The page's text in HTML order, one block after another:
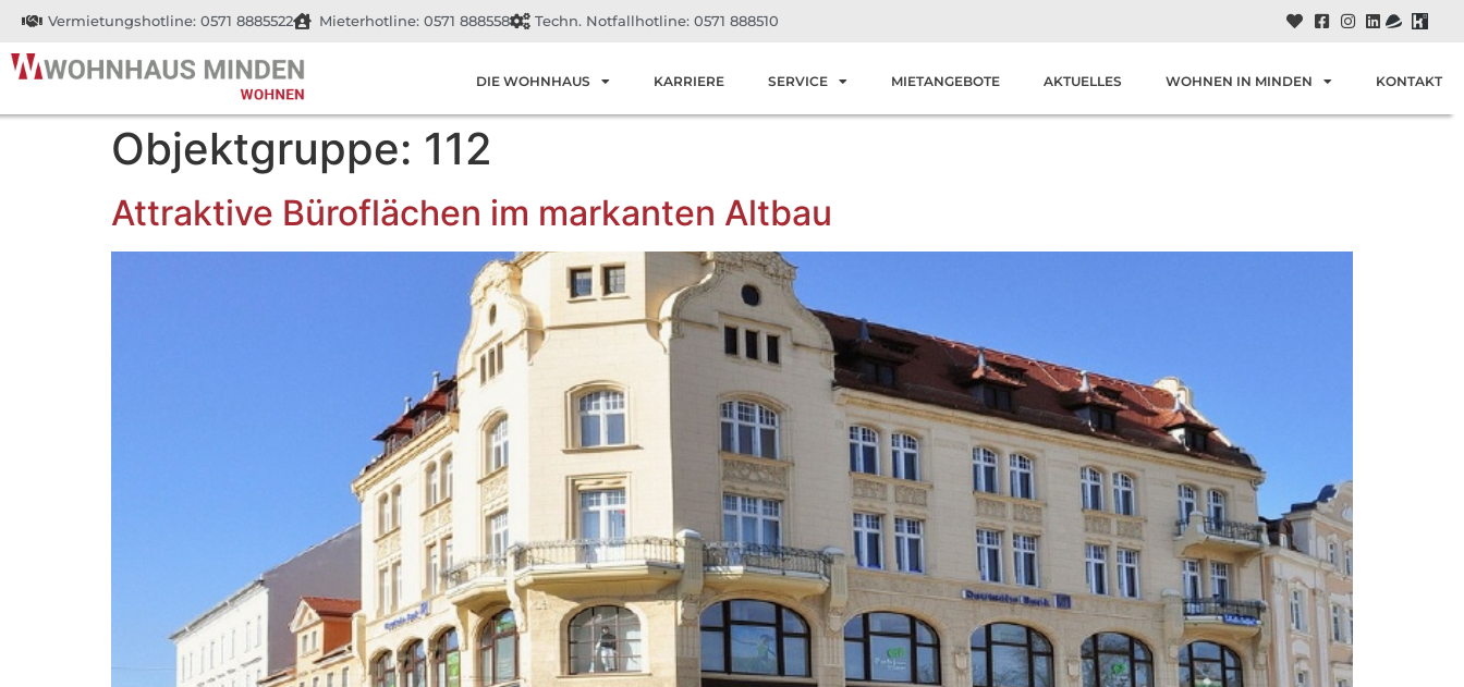
Vermietungshotline: 0571 8885522 Mieterhotline: 0571 888558 Techn. Notfallhotline: 0571 888510
DIE WOHNHAUS KARRIERE SERVICE MIETANGEBOTE AKTUELLES WOHNEN IN MINDEN KONTAKT
Objektgruppe: 112
Attraktive Büroflächen im markanten Altbau